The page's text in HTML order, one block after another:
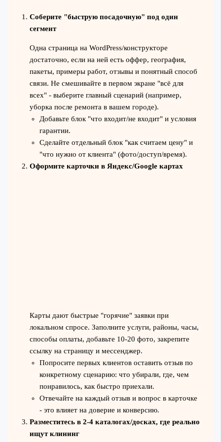
Соберите "быструю посадочную" под один
сегмент
Одна страница на WordPress/конструкторе
достаточно, если на ней есть оффер, география,
пакеты, примеры работ, отзывы и понятный способ
связи. Не смешивайте в первом экране "всё для
всех" - выберите главный сценарий (например,
уборка после ремонта в вашем городе).
Добавьте блок "что входит/не входит" и условия
гарантии.
Сделайте отдельный блок "как считаем цену" и
"что нужно от клиента" (фото/доступ/время).
Оформите карточки в Яндекс/Google картах
Карты дают быстрые "горячие" заявки при
локальном спросе. Заполните услуги, районы, часы,
способы оплаты, добавьте 10-20 фото, закрепите
ссылку на страницу и мессенджер.
Попросите первых клиентов оставить отзыв по
конкретному сценарию: что убирали, где, чем
понравилось, как быстро приехали.
Отвечайте на каждый отзыв и вопрос в карточке
- это влияет на доверие и конверсию.
Разместитесь в 2-4 каталогах/досках, где реально
ищут клининг